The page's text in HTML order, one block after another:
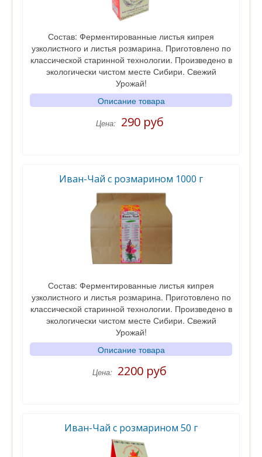
Состав: Ферментированные листья кипрея
узколистного и листья розмарина. Приготовлено по
классической старинной технологии. Произведено в
экологически чистом месте Сибири. Свежий
Урожай!
Описание товара
Цена: 290 руб
Иван-Чай с розмарином 1000 г
Состав: Ферментированные листья кипрея
узколистного и листья розмарина. Приготовлено по
классической старинной технологии. Произведено в
экологически чистом месте Сибири. Свежий
Урожай!
Описание товара
Цена: 2200 руб
Иван-Чай с розмарином 50 г